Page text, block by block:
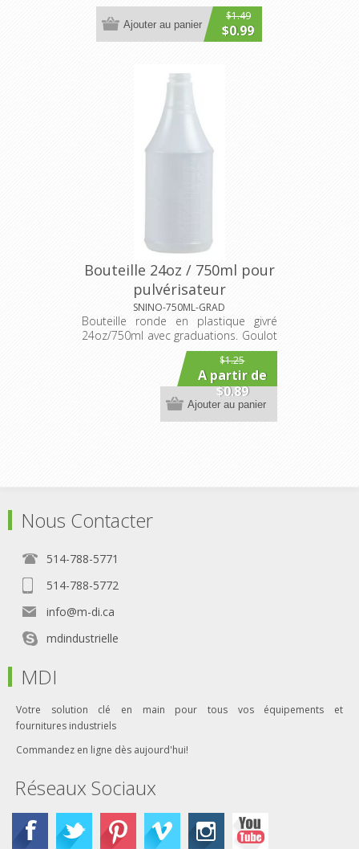
$1.49
$0.99
Ajouter au panier
Bouteille 24oz / 750ml pour
pulvérisateur
SNINO-750ML-GRAD
Bouteille ronde en plastique givré
24oz/750ml avec graduations. Goulot
$1.25
A partir de
$0.89
Ajouter au panier
Nous Contacter
514-788-5771
514-788-5772
info@m-di.ca
mdindustrielle
MDI
Votre solution clé en main pour tous vos équipements et
fournitures industriels
Commandez en ligne dès aujourd'hui!
Réseaux Sociaux